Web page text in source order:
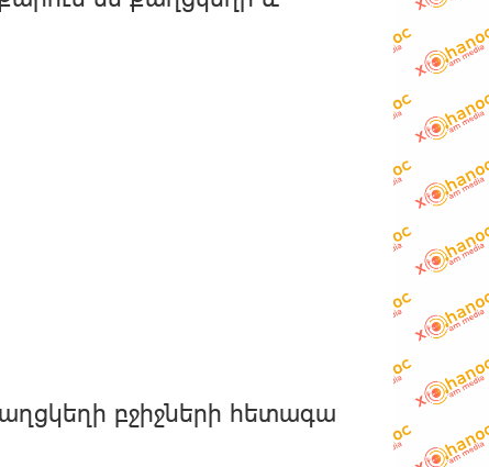
բջիջների հետագա